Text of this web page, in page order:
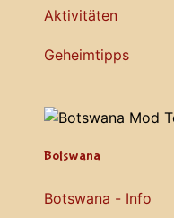
Aktivitäten
Geheimtipps
Botswana
Botswana - Info